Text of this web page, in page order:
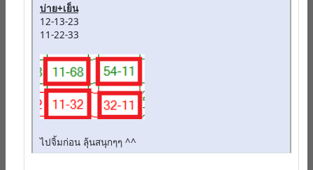
บ่าย+เย็น
12-13-23
11-22-33
ไปจิ้มก่อน ลุ้นสนุกๆๆ ^^